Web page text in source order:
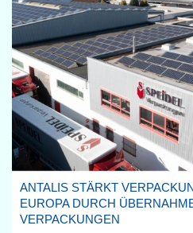
ANTALIS STÄRKT
EUROPA DURCH
VERPACKUNGEN